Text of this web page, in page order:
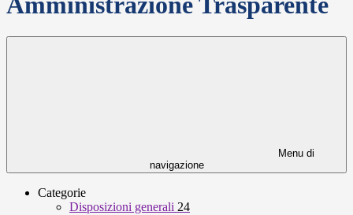
Menu di
navigazione
Categorie
Disposizioni generali 24